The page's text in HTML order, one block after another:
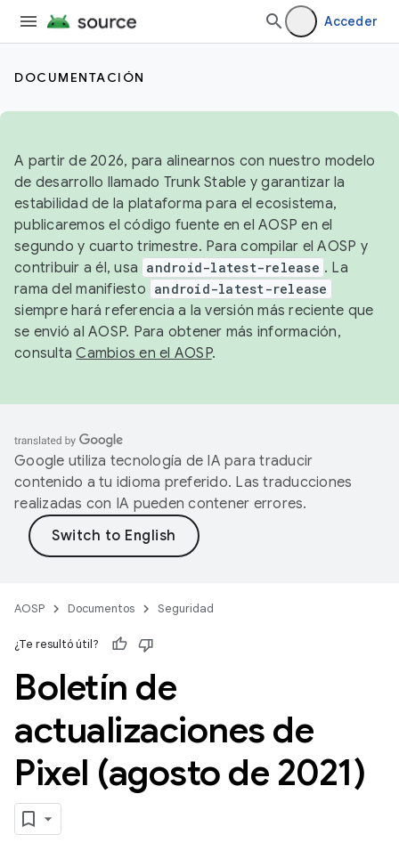
Acceder
DOCUMENTACIÓN
A partir de 2026, para alinearnos con nuestro modelo
de desarrollo llamado Trunk Stable y garantizar la
estabilidad de la plataforma para el ecosistema,
publicaremos el código fuente en el AOSP en el
segundo y cuarto trimestre. Para compilar el AOSP y
contribuir a él, usa android-latest-release . La
rama del manifiesto android-latest-release
siempre hará referencia a la versión más reciente que
se envió al AOSP. Para obtener más información,
consultaCambios en el AOSP.
Google utiliza tecnología de IA para traducir
contenido a tu idioma preferido. Las traducciones
realizadas con IA pueden contener errores.
AOSP Documentos Seguridad
¿Te resultó útil?
Boletín de
actualizaciones de
Pixel (agosto de 2021)